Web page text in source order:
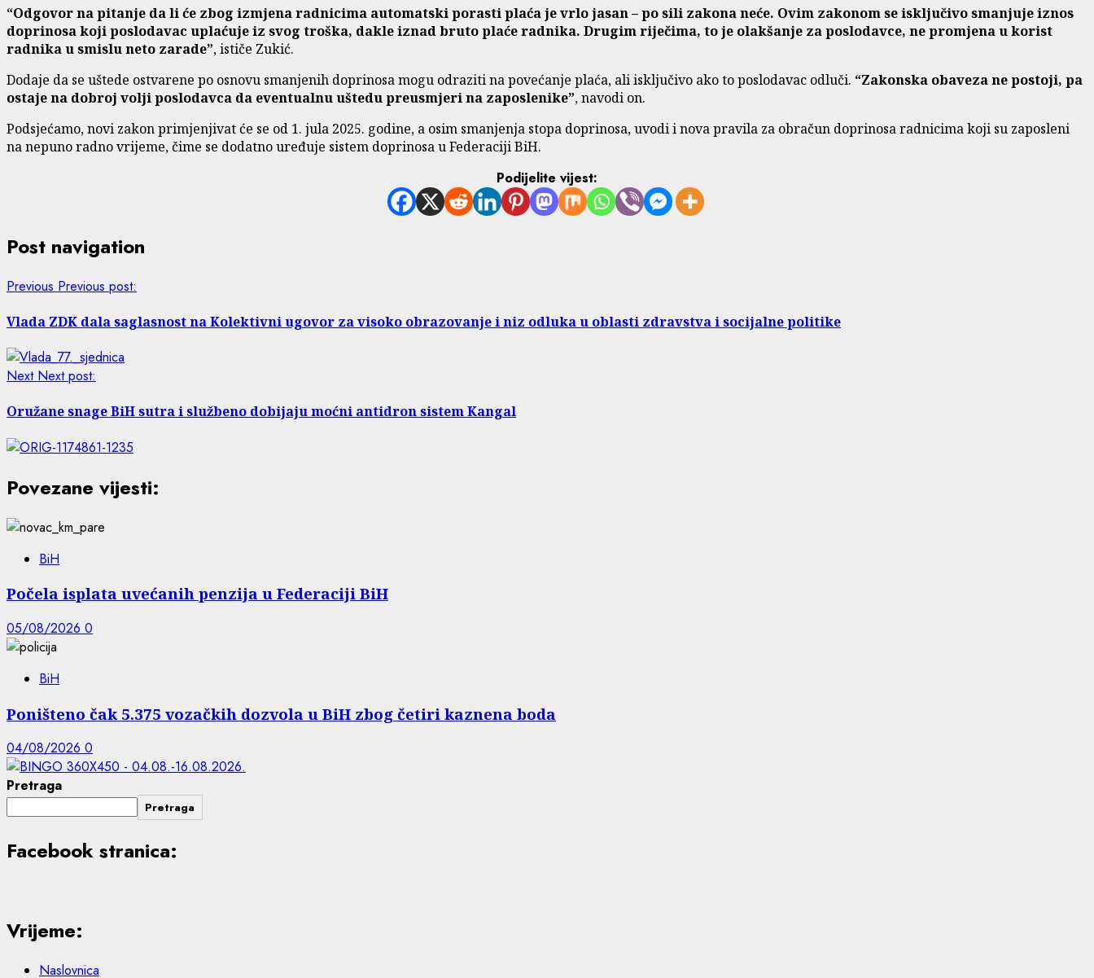
“Odgovor na pitanje da li će zbog izmjena radnicima automatski porasti plaća je vrlo jasan – po sili zakona neće. Ovim zakonom se isključivo smanjuje iznos
doprinosa koji poslodavac uplaćuje iz svog troška, dakle iznad bruto plaće radnika. Drugim riječima, to je olakšanje za poslodavce, ne promjena u korist
radnika u smislu neto zarade”, ističe Zukić.
Dodaje da se uštede ostvarene po osnovu smanjenih doprinosa mogu odraziti na povećanje plaća, ali isključivo ako to poslodavac odluči. “Zakonska obaveza ne postoji, pa
ostaje na dobroj volji poslodavca da eventualnu uštedu preusmjeri na zaposlenike”, navodi on.
Podsjećamo, novi zakon primjenjivat će se od 1. jula 2025. godine, a osim smanjenja stopa doprinosa, uvodi i nova pravila za obračun doprinosa radnicima koji su zaposleni
na nepuno radno vrijeme, čime se dodatno uređuje sistem doprinosa u Federaciji BiH.
Podijelite vijest:
Post navigation
Previous Previous post:
Vlada ZDK dala saglasnost na Kolektivni ugovor za visoko obrazovanje i niz odluka u oblasti zdravstva i socijalne politike
Next Next post:
Oružane snage BiH sutra i službeno dobijaju moćni antidron sistem Kangal
Povezane vijesti:
BiH
Počela isplata uvećanih penzija u Federaciji BiH
05/08/2026 0
BiH
Poništeno čak 5.375 vozačkih dozvola u BiH zbog četiri kaznena boda
04/08/2026 0
Pretraga
Pretraga
Facebook stranica:
Vrijeme:
Naslovnica